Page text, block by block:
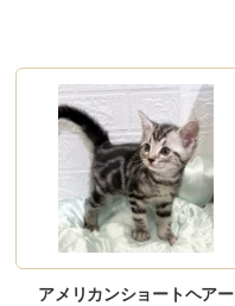
アメリカンショートヘアー